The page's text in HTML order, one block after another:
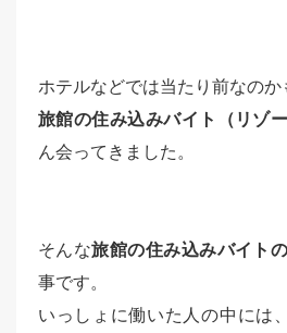
ホテルなどでは当たり前なのか
旅館の住み込みバイト（リゾー
ん会ってきました。
そんな旅館の住み込みバイトの
事です。
いっしょに働いた人の中には、